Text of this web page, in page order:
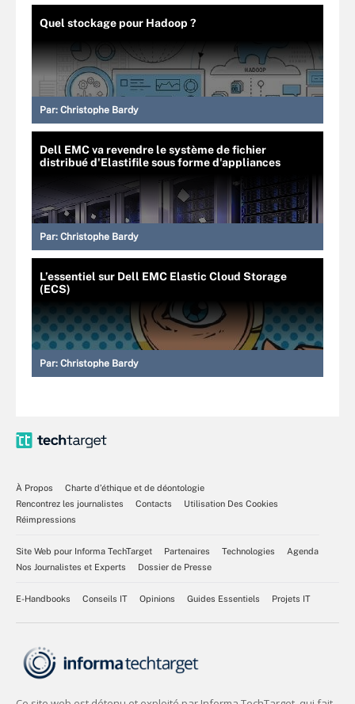
Quel stockage pour Hadoop ?
Par: Christophe Bardy
Dell EMC va revendre le système de fichier
distribué d'Elastifile sous forme d'appliances
Par: Christophe Bardy
L’essentiel sur Dell EMC Elastic Cloud Storage
(ECS)
Par: Christophe Bardy
À Propos
Charte d’éthique et de déontologie
Rencontrez les journalistes
Contacts
Utilisation Des Cookies
Réimpressions
Site Web pour Informa TechTarget Partenaires Technologies
Agenda
Nos Journalistes et Experts
Dossier de Presse
E-Handbooks Conseils IT Opinions Guides Essentiels Projets IT